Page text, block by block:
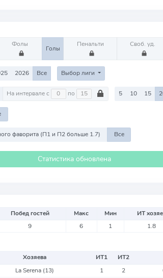
Фолы
Голы
Пенальти Своб. уд.
2026 Все Выбор лиги
На интервале с по 5 10 15
фаворита (П1 и П2 больше 1.7) Все
Статистика обновлена
Побед гостей Макс Мин ИТ
9 6 1 1.8
Хозяева ИТ1 ИТ2
La Serena (13) 1 2